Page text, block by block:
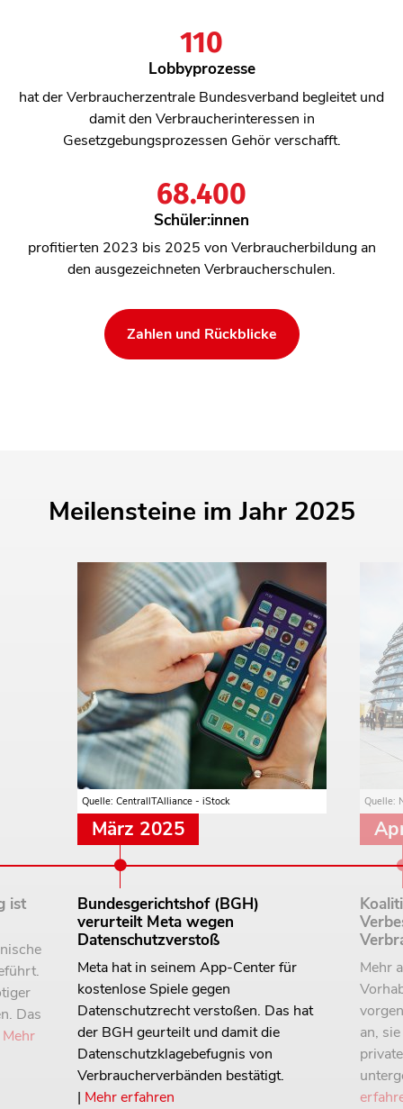
110
Lobbyprozesse
hat der Verbraucherzentrale Bundesverband begleitet und
damit den Verbraucherinteressen in
Gesetzgebungsprozessen Gehör verschafft.
68.400
Schüler:innen
profitierten 2023 bis 2025 von Verbraucherbildung an
den ausgezeichneten Verbraucherschulen.
Zahlen und Rückblicke
Meilensteine im Jahr 2025
ist
Das
Mehr
Quelle: CentrallTAlliance - iStock
März 2025
Bundesgerichtshof (BGH)
verurteilt Meta wegen
Datenschutzverstoß
Meta hat in seinem App-Center für
kostenlose Spiele gegen
Datenschutzrecht verstoßen. Das hat
der BGH geurteilt und damit die
Datenschutzklagebefugnis von
Verbraucherverbänden bestätigt.
| Mehr erfahren
Quelle:
Mehr
an,